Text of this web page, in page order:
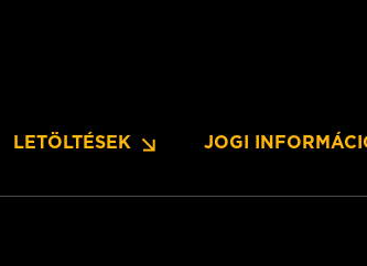
LETÖLTÉSEK JOGI